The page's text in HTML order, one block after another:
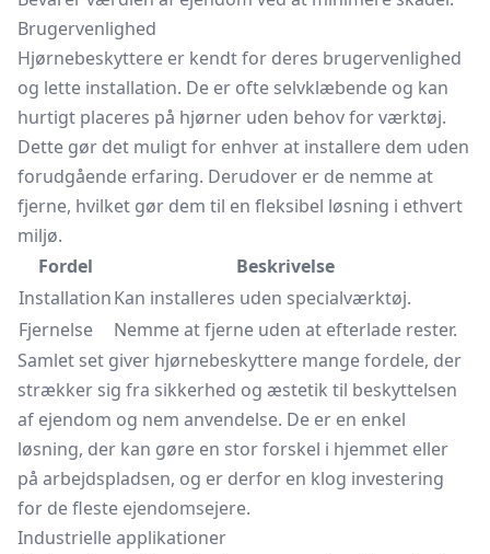
Brugervenlighed
Hjørnebeskyttere er kendt for deres brugervenlighed
og lette installation. De er ofte selvklæbende og kan
hurtigt placeres på hjørner uden behov for værktøj.
Dette gør det muligt for enhver at installere dem uden
forudgående erfaring. Derudover er de nemme at
fjerne, hvilket gør dem til en fleksibel løsning i ethvert
miljø.
Fordel
Beskrivelse
InstallationKan installeres uden specialværktøj.
Fjernelse
Nemme at fjerne uden at efterlade rester.
Samlet set giver hjørnebeskyttere mange fordele, der
strækker sig fra sikkerhed og æstetik til beskyttelsen
af ejendom og nem anvendelse. De er en enkel
løsning, der kan gøre en stor forskel i hjemmet eller
på arbejdspladsen, og er derfor en klog investering
for de fleste ejendomsejere.
Industrielle applikationer